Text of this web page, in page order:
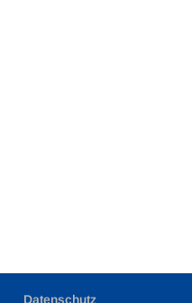
Datenschutz